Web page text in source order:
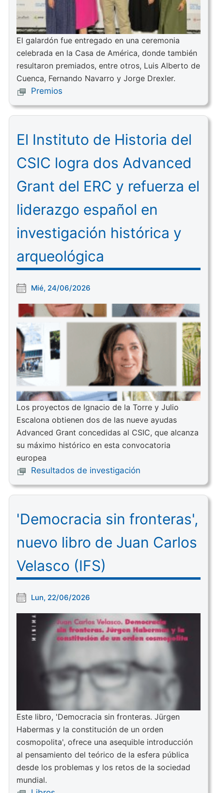
El galardón fue entregado en una ceremonia
celebrada en la Casa de América, donde también
resultaron premiados, entre otros, Luis Alberto de
Cuenca, Fernando Navarro y Jorge Drexler.
Premios
El Instituto de Historia del
CSIC logra dos Advanced
Grant del ERC y refuerza el
liderazgo español en
investigación histórica y
arqueológica
Mié, 24/06/2026
Los proyectos de Ignacio de la Torre y Julio
Escalona obtienen dos de las nueve ayudas
Advanced Grant concedidas al CSIC, que alcanza
su máximo histórico en esta convocatoria
europea
Resultados de investigación
'Democracia sin fronteras',
nuevo libro de Juan Carlos
Velasco (IFS)
Lun, 22/06/2026
Este libro, 'Democracia sin fronteras. Jürgen
Habermas y la constitución de un orden
cosmopolita', ofrece una asequible introducción
al pensamiento del teórico de la esfera pública
desde los problemas y los retos de la sociedad
mundial.